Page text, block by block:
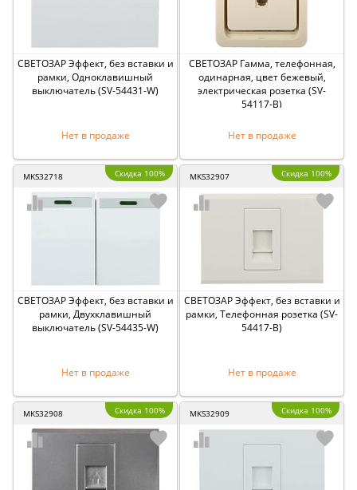
СВЕТОЗАР Эффект, без вставки и
рамки, Одноклавишный
выключатель (SV-54431-W)
Нет в продаже
СВЕТОЗАР Гамма, телефонная,
одинарная, цвет бежевый,
электрическая розетка (SV-
54117-B)
Нет в продаже
MKS32718 Скидка 100%
СВЕТОЗАР Эффект, без вставки и
рамки, Двухклавишный
выключатель (SV-54435-W)
Нет в продаже
MKS32907 Скидка 100%
СВЕТОЗАР Эффект, без вставки и
рамки, Телефонная розетка (SV-
54417-B)
Нет в продаже
MKS32908 Скидка 100% MKS32909 Скидка 100%